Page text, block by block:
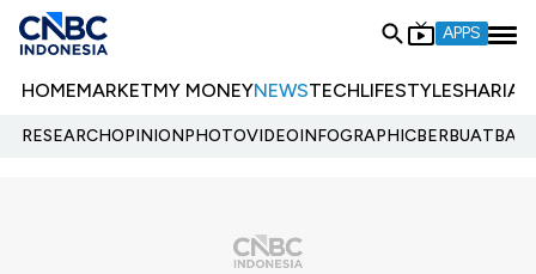
APPS
HOMEMARKETMY MONEYNEWSTECHLIFESTYLESHARIA
RESEARCHOPINIONPHOTOVIDEOINFOGRAPHIC